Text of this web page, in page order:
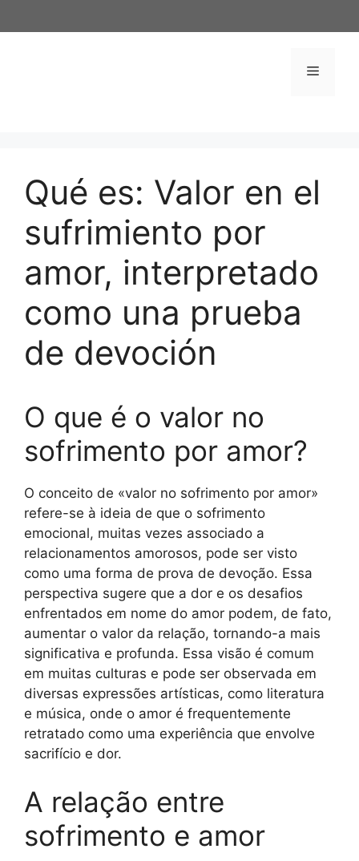
al
Menú
Qué es: Valor en el
sufrimiento por
amor, interpretado
como una prueba
de devoción
O que é o valor no
sofrimento por amor?
O conceito de «valor no sofrimento por amor»
refere-se à ideia de que o sofrimento
emocional, muitas vezes associado a
relacionamentos amorosos, pode ser visto
como uma forma de prova de devoção. Essa
perspectiva sugere que a dor e os desafios
enfrentados em nome do amor podem, de fato,
aumentar o valor da relação, tornando-a mais
significativa e profunda. Essa visão é comum
em muitas culturas e pode ser observada em
diversas expressões artísticas, como literatura
e música, onde o amor é frequentemente
retratado como uma experiência que envolve
sacrifício e dor.
A relação entre
sofrimento e amor